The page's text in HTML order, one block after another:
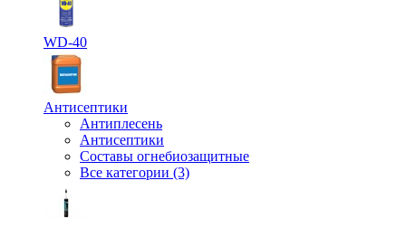
WD-40
Антисептики
Антиплесень
Антисептики
Составы огнебиозащитные
Все категории (3)